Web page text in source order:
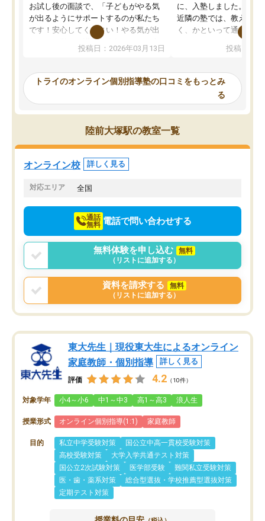
お試し後の面談で、「子どもがやる気
が出るようにサポートするのが私たち
です！安心してください！やる気が出
ないのは私たち講師の責任です」と言
ってくださり、確かに！と考えて、思
ったんですが、学生の先生から学ぶこ
み、徐々に成績が上がったらいいなと
思っていました。何が今足りないのか
を的確に指導いただき、子どももびっ
くりするほど楽しんでやる気を持って
塾を受けています。狙い通り、少しず
つ成績も上がり、苦手意識も無くなっ
てきたので、さらに苦手な数学も追加
でお願いしました。来年の高校受験に
投稿日：2026年03月13日
に、入塾しました。田舎
近隣の塾では、教えても
く、かといって通うには
可能なので本当に助か
らないところをピンポイ
頂いて、とてもわかり
していました。一生を
スト、多少お金がかかっ
思い切って入塾してよか
投稿日：
トライのオンライン個別指導塾の口コミをもっとみ
る
陸前大塚駅の教室一覧
オンライン校 詳しく見る
対応エリア 全国
通話
無料 電話で問い合わせする
無料体験を申し込む
無料
（リストに追加する）
資料を請求する
無料
（リストに追加する）
東大先生｜現役東大生によるオンライン
家庭教師・個別指導
詳しく見る
評価 4.2 （10件）
対象学年 小4～小6 中1～中3 高1～高3 浪人生
授業形式 オンライン個別指導(1:1) 家庭教師
目的 私立中学受験対策
国公立中高一貫校受験対策
高校受験対策
大学入学共通テスト対策
国公立2次試験対策
医学部受験
難関私立受験対策
医・歯・薬系対策
総合型選抜・学校推薦型選抜対策
定期テスト対策